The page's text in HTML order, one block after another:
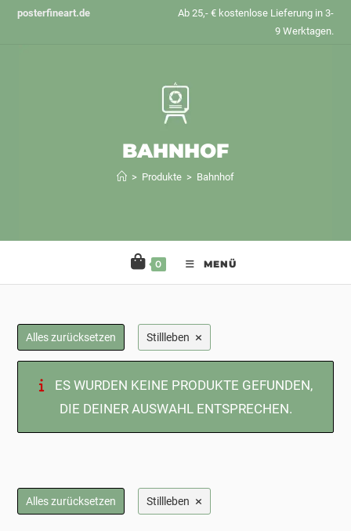
Zumposterfineart.de
Ab 25,- € kostenlose Lieferung in 3-
9 Werktagen.
BAHNHOF
> Produkte > Bahnhof
0 MENÜ
Alles zurücksetzen Stillleben ×
ES WURDEN KEINE PRODUKTE GEFUNDEN,
DIE DEINER AUSWAHL ENTSPRECHEN.
Alles zurücksetzen Stillleben ×